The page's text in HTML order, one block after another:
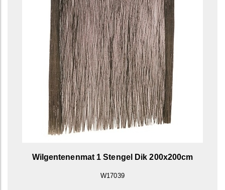
Wilgentenenmat 1 Stengel Dik 200x200cm
W17039